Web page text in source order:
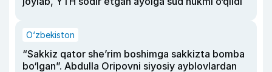
O‘zbekiston
“Sakkiz qator she’rim boshimga sakkizta bomba
bo‘lgan”. Abdulla Oripovni siyosiy ayblovlardan